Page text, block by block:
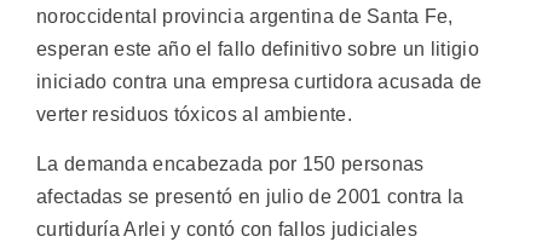
noroccidental provincia argentina de Santa Fe,
esperan este año el fallo definitivo sobre un litigio
iniciado contra una empresa curtidora acusada de
verter residuos tóxicos al ambiente.
La demanda encabezada por 150 personas
afectadas se presentó en julio de 2001 contra la
curtiduría Arlei y contó con fallos judiciales